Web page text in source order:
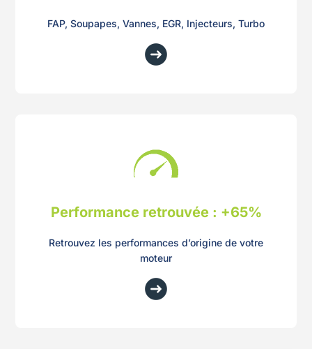
FAP, Soupapes, Vannes, EGR, Injecteurs, Turbo
Performance retrouvée : +65%
Retrouvez les performances d’origine de votre
moteur